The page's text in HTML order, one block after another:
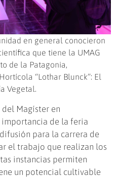
en general conocieron
que tiene la UMAG
de la Patagonia,
“Lothar Blunck”: El
Vegetal.
Magíster en
de la feria
para la carrera de
el trabajo que realizan los
instancias permiten
un potencial cultivable